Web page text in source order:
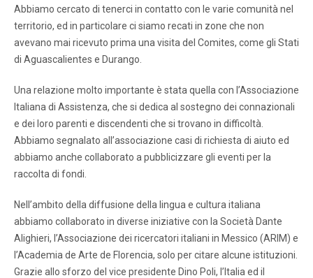
Abbiamo cercato di tenerci in contatto con le varie comunità nel
territorio, ed in particolare ci siamo recati in zone che non
avevano mai ricevuto prima una visita del Comites, come gli Stati
di Aguascalientes e Durango.
Una relazione molto importante è stata quella con l’Associazione
Italiana di Assistenza, che si dedica al sostegno dei connazionali
e dei loro parenti e discendenti che si trovano in difficoltà.
Abbiamo segnalato all’associazione casi di richiesta di aiuto ed
abbiamo anche collaborato a pubblicizzare gli eventi per la
raccolta di fondi.
Nell’ambito della diffusione della lingua e cultura italiana
abbiamo collaborato in diverse iniziative con la Società Dante
Alighieri, l’Associazione dei ricercatori italiani in Messico (ARIM) e
l’Academia de Arte de Florencia, solo per citare alcune istituzioni.
Grazie allo sforzo del vice presidente Dino Poli, l’Italia ed il